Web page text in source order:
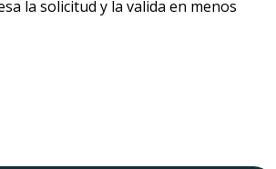
la solicitud y la valida en menos